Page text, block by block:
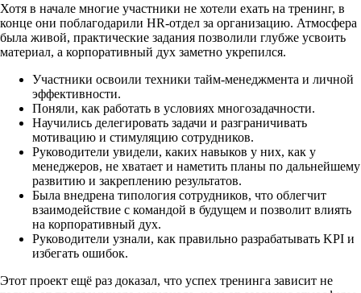
Хотя в начале многие участники не хотели ехать на тренинг, в
конце они поблагодарили HR-отдел за организацию. Атмосфера
была живой, практические задания позволили глубже усвоить
материал, а корпоративный дух заметно укрепился.
Участники освоили техники тайм-менеджмента и личной
эффективности.
Поняли, как работать в условиях многозадачности.
Научились делегировать задачи и разграничивать
мотивацию и стимуляцию сотрудников.
Руководители увидели, каких навыков у них, как у
менеджеров, не хватает и наметить планы по дальнейшему
развитию и закреплению результатов.
Была внедрена типология сотрудников, что облегчит
взаимодействие с командой в будущем и позволит влиять
на корпоративный дух.
Руководители узнали, как правильно разрабатывать KPI и
избегать ошибок.
Этот проект ещё раз доказал, что успех тренинга зависит не